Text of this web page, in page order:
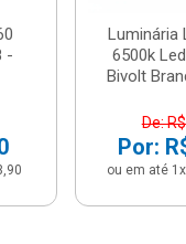
-
Luminária
6500k
Bivolt
De:
Por:
ou em até